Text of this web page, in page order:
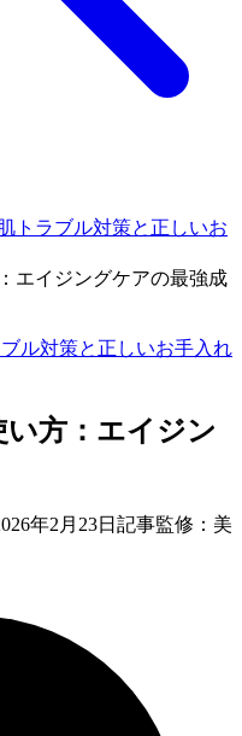
トラブル対策と正しいお
エイジングケアの最強成
ル対策と正しいお手入れ
方：エイジン
年2月23日 記事監修：美